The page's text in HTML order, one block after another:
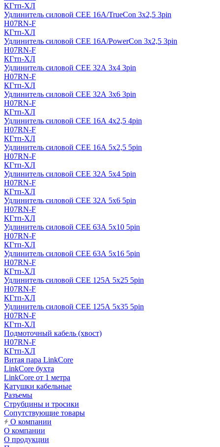
КГтп-ХЛ
Удлинитель силовой CEE 16A/TrueCon 3х2,5 3pin
H07RN-F
КГтп-ХЛ
Удлинитель силовой CEE 16A/PowerCon 3х2,5 3pin
H07RN-F
КГтп-ХЛ
Удлинитель силовой CEE 32А 3х4 3pin
H07RN-F
КГтп-ХЛ
Удлинитель силовой CEE 32А 3х6 3pin
H07RN-F
КГтп-ХЛ
Удлинитель силовой CEE 16А 4х2,5 4pin
H07RN-F
КГтп-ХЛ
Удлинитель силовой CEE 16А 5x2,5 5pin
H07RN-F
КГтп-ХЛ
Удлинитель силовой CEE 32А 5x4 5pin
H07RN-F
КГтп-ХЛ
Удлинитель силовой CEE 32А 5x6 5pin
H07RN-F
КГтп-ХЛ
Удлинитель силовой CEE 63А 5x10 5pin
H07RN-F
КГтп-ХЛ
Удлинитель силовой CEE 63А 5x16 5pin
H07RN-F
КГтп-ХЛ
Удлинитель силовой CEE 125А 5x25 5pin
H07RN-F
КГтп-ХЛ
Удлинитель силовой CEE 125А 5x35 5pin
H07RN-F
КГтп-ХЛ
Подмоточный кабель (хвост)
H07RN-F
КГтп-ХЛ
Витая пара LinkCore
LinkCore бухта
LinkCore от 1 метра
Катушки кабельные
Разъемы
Струбцины и тросики
Сопутствующие товары
О компании
О компании
О продукции